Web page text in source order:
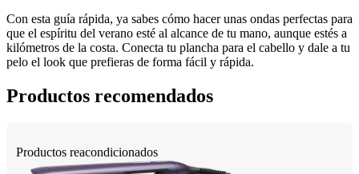
Con esta guía rápida, ya sabes cómo hacer unas ondas perfectas para
que el espíritu del verano esté al alcance de tu mano, aunque estés a
kilómetros de la costa. Conecta tu plancha para el cabello y dale a tu
pelo el look que prefieras de forma fácil y rápida.
Productos recomendados
Productos reacondicionados